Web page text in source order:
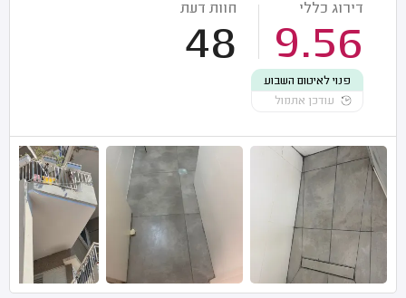
דירוג כללי
9.56
חוות דעת
48
פנוי לאיטום השבוע
עודכן אתמול